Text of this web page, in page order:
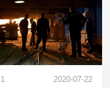
1 2020-07-22